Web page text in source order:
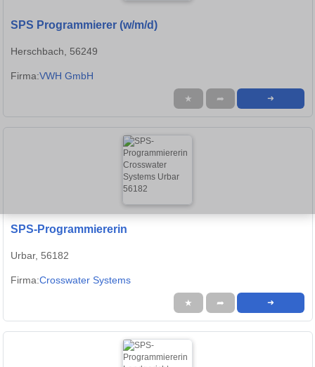
SPS Programmierer (w/m/d)
Herschbach, 56249
Firma:VWH GmbH
★ ➦ ➜
SPS-Programmiererin
Urbar, 56182
Firma:Crosswater Systems
★ ➦ ➜